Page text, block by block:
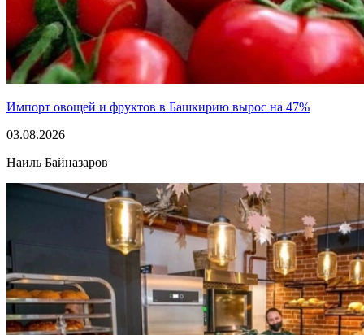
Импорт овощей и фруктов в Башкирию вырос на 47%
03.08.2026
Наиль Байназаров